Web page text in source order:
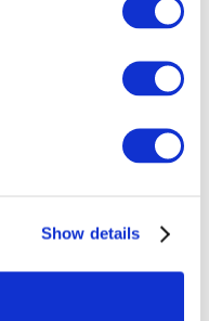
Show details